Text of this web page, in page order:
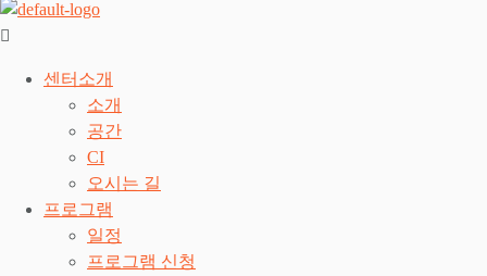
센터소개
소개
공간
CI
오시는 길
프로그램
일정
프로그램 신청